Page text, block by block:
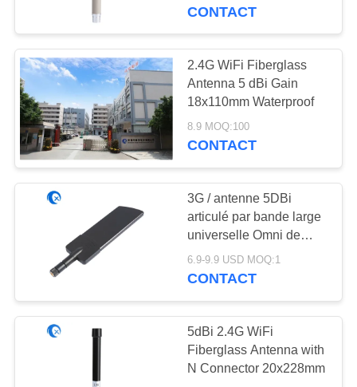
PRIVACY
POLICY
CONTACT
2.4G WiFi Fiberglass
Antenna 5 dBi Gain
18x110mm Waterproof
8.9 MOQ:100
CONTACT
3G / antenne 5DBi
articulé par bande large
universelle Omni de
palette de 4G/LTE
directionnel
6.9-9.9 USD MOQ:1
CONTACT
5dBi 2.4G WiFi
Fiberglass Antenna with
N Connector 20x228mm